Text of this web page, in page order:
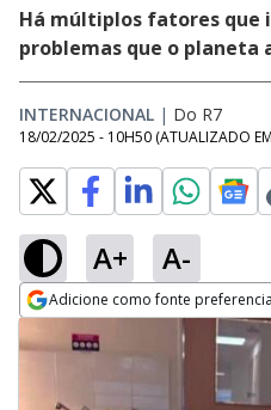
Há múltiplos fatores que
problemas que o
INTERNACIONAL | Do R7
18/02/2025 - 10H50 (ATUALIZADO EM
A+ A-
Adicione como fonte
Opens in new window